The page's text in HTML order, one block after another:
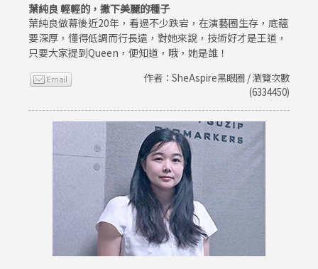
葉純良 輕輕的，撒下美麗的種子
葉純良做幕後近20年，看過不少跌宕，在演藝圈生存，底蘊
要深厚，懂得低調而行長遠，對她來說，技術好才是王道，
只要大家提到Queen，便知道，哦，她是誰！
作者：SheAspire黑眼圈 / 瀏覽次數
(6334450)